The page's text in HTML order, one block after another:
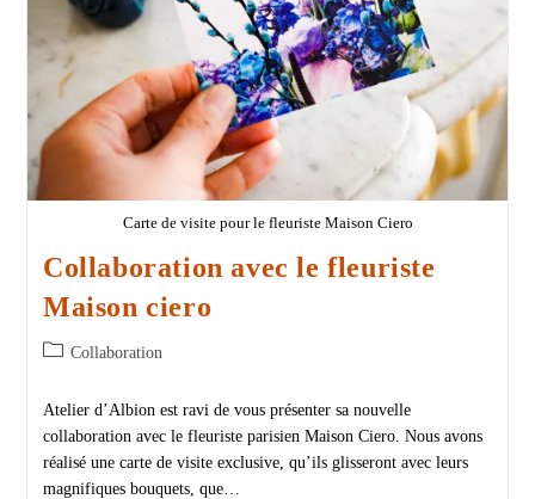
Carte de visite pour le fleuriste Maison Ciero
Collaboration avec le fleuriste
Maison ciero
Collaboration
Atelier d’Albion est ravi de vous présenter sa nouvelle
collaboration avec le fleuriste parisien Maison Ciero. Nous avons
réalisé une carte de visite exclusive, qu’ils glisseront avec leurs
magnifiques bouquets, que…